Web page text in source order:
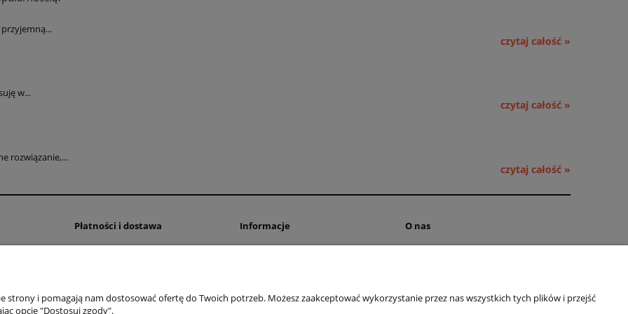
czytaj całość »
w...
czytaj całość »
rozwiązanie,...
czytaj całość »
Płatności i dostawa Informacje O nas
strony i pomagają nam dostosować ofertę do Twoich potrzeb. Możesz zaakceptować wykorzystanie przez nas wszystkich tych plików i przejść
opcję "Dostosuj zgody".